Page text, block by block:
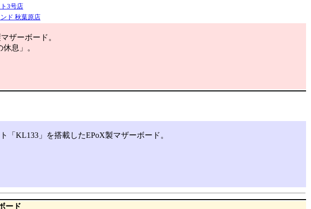
3号店
ド 秋葉原店
ザーボード。
息」。
KL133」を搭載したEPoX製マザーボード。
ード